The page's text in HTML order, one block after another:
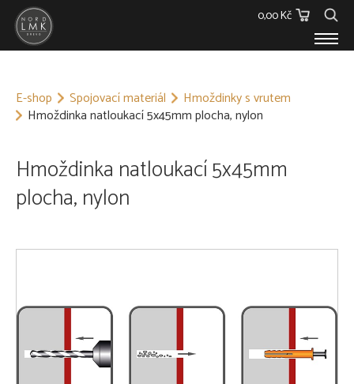
0,00 Kč
Dřevěný materiál
Barvy, Laky a Lepidla
Podstřešní fólie
E-shop Spojovací materiál
Hmoždinky s vrutem
Hmoždinka natloukací 5x45mm plocha, nylon
Hmoždinka natloukací 5x45mm
plocha, nylon